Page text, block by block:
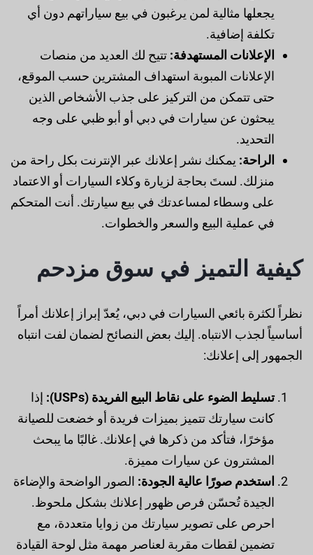
يجعلها مثالية لمن يرغبون في بيع سياراتهم دون أي
تكلفة إضافية.
الإعلانات المستهدفة: تتيح لك العديد من منصات
الإعلانات المبوبة استهداف المشترين حسب الموقع،
حتى تتمكن من التركيز على جذب الأشخاص الذين
يبحثون عن سيارات في دبي أو أبو ظبي على وجه
التحديد.
الراحة: يمكنك نشر إعلانك عبر الإنترنت بكل راحة من
منزلك. لستَ بحاجة لزيارة وكلاء السيارات أو الاعتماد
على وسطاء لمساعدتك في بيع سيارتك. أنت المتحكم
في عملية البيع والسعر والخطوات.
كيفية التميز في سوق مزدحم
نظراً لكثرة بائعي السيارات في دبي، يُعدّ إبراز إعلانك أمراً
أساسياً لجذب الانتباه. إليك بعض النصائح لضمان لفت انتباه
الجمهور إلى إعلانك:
تسليط الضوء على نقاط البيع الفريدة (USPs):
إذا
كانت سيارتك تتميز بميزات فريدة أو خضعت للصيانة
مؤخرًا، فتأكد من ذكرها في إعلانك. غالبًا ما يبحث
المشترون عن سيارات مميزة.
استخدم صورًا عالية الجودة: الصور الواضحة والإضاءة
الجيدة تُحسّن فرص ظهور إعلانك بشكل ملحوظ.
احرص على تصوير سيارتك من زوايا متعددة، مع
تضمين لقطات مقربة لعناصر مهمة مثل لوحة القيادة